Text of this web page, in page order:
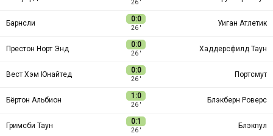
26 ′
Барнсли 0:0
26 ′
Уиган Атлетик
Престон Норт Энд 0:0
26 ′
Хаддерсфилд Таун
Вест Хэм Юнайтед 0:0
26 ′
Портсмут
Бёртон Альбион 1:0
26 ′
Блэкберн Роверс
Гримсби Таун 0:1
26 ′
Блэкпул